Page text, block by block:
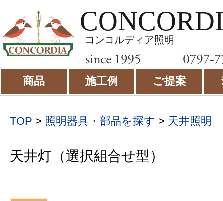
コンコルディア照明
商品 施工例 ご提案
TOP > 照明器具・部品を探す > 天井照明
天井灯（選択組合せ型）